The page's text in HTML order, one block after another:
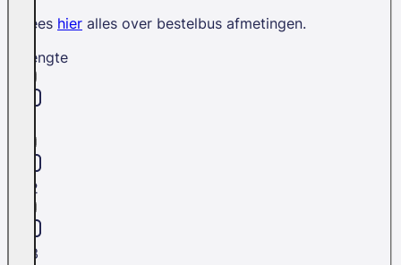
Lees hier alles over bestelbus afmetingen.
Lengte
L2
L3